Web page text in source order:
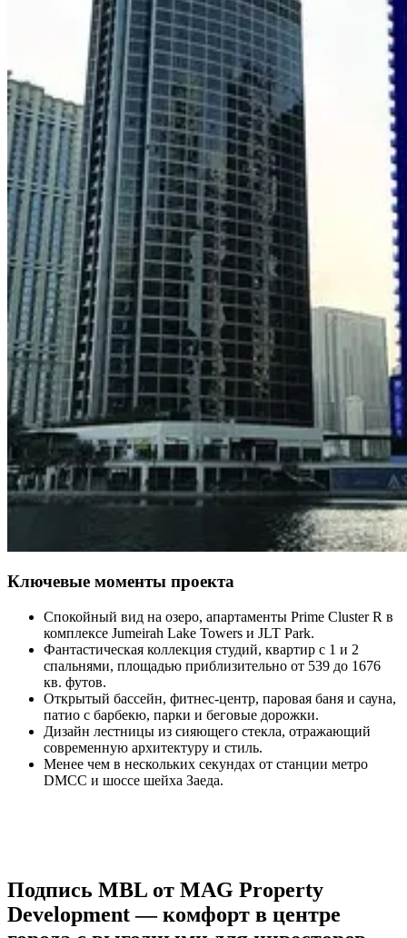
Ключевые моменты проекта
Спокойный вид на озеро, апартаменты Prime Cluster R в
комплексе Jumeirah Lake Towers и JLT Park.
Фантастическая коллекция студий, квартир с 1 и 2
спальнями, площадью приблизительно от 539 до 1676
кв. футов.
Открытый бассейн, фитнес-центр, паровая баня и сауна,
патио с барбекю, парки и беговые дорожки.
Дизайн лестницы из сияющего стекла, отражающий
современную архитектуру и стиль.
Менее чем в нескольких секундах от станции метро
DMCC и шоссе шейха Заеда.
Подпись MBL от MAG Property
Development — комфорт в центре